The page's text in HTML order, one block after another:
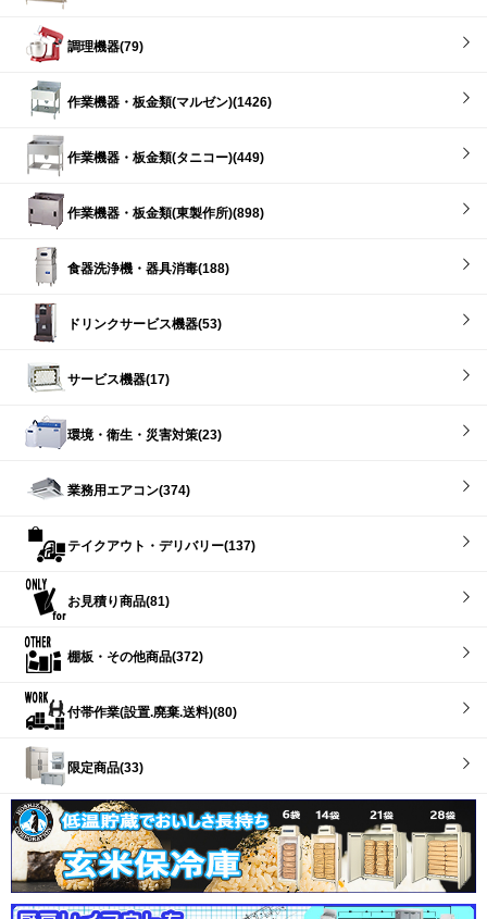
調理機器(79)
作業機器・板金類(マルゼン)(1426)
作業機器・板金類(タニコー)(449)
作業機器・板金類(東製作所)(898)
食器洗浄機・器具消毒(188)
ドリンクサービス機器(53)
サービス機器(17)
環境・衛生・災害対策(23)
業務用エアコン(374)
テイクアウト・デリバリー(137)
お見積り商品(81)
棚板・その他商品(372)
付帯作業(設置.廃棄.送料)(80)
限定商品(33)